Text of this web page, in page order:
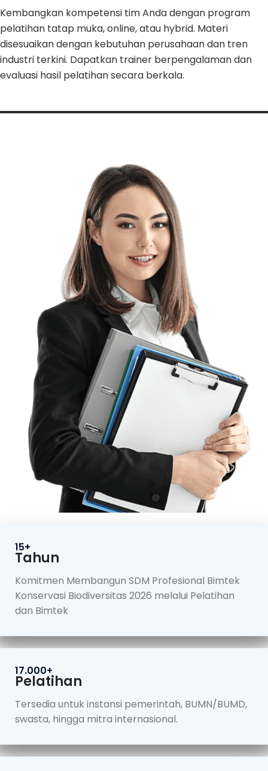
Kembangkan kompetensi tim Anda dengan program
pelatihan tatap muka, online, atau hybrid. Materi
disesuaikan dengan kebutuhan perusahaan dan tren
industri terkini. Dapatkan trainer berpengalaman dan
evaluasi hasil pelatihan secara berkala.
15+
Tahun
Komitmen Membangun SDM Profesional Bimtek
Konservasi Biodiversitas 2026 melalui Pelatihan
dan Bimtek
17.000+
Pelatihan
Tersedia untuk instansi pemerintah, BUMN/BUMD,
swasta, hingga mitra internasional.